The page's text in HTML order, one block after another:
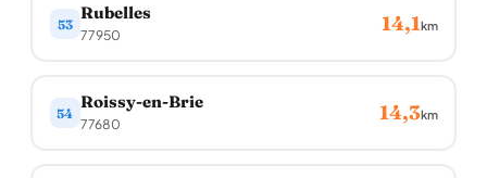
53
Rubelles
77950 14,1km
54
Roissy-en-Brie
77680 14,3km